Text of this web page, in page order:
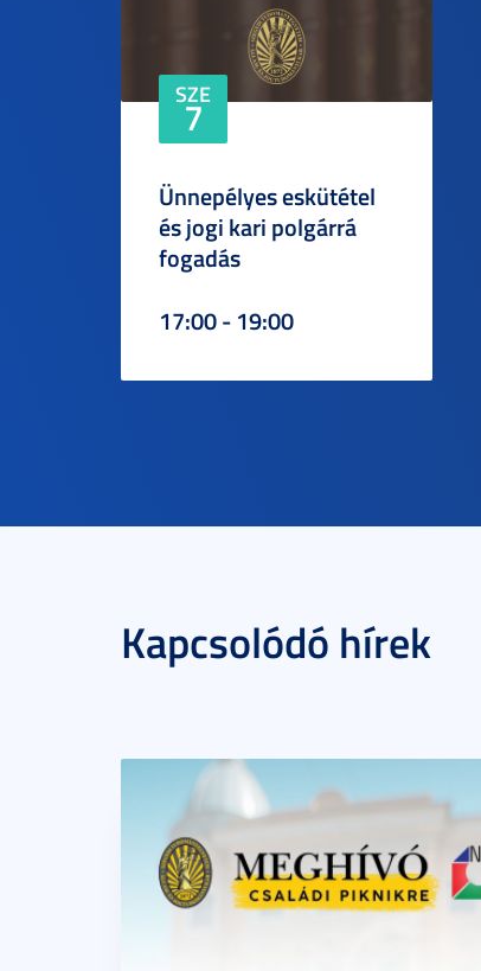
SZE
7
Ünnepélyes eskütétel
és jogi kari polgárrá
fogadás
17:00 - 19:00
Kapcsolódó hírek